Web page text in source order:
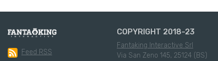
Feed RSS
COPYRIGHT 2018-23
Fantaking Interactive Srl
Via San Zeno 145, 25124 (BS)